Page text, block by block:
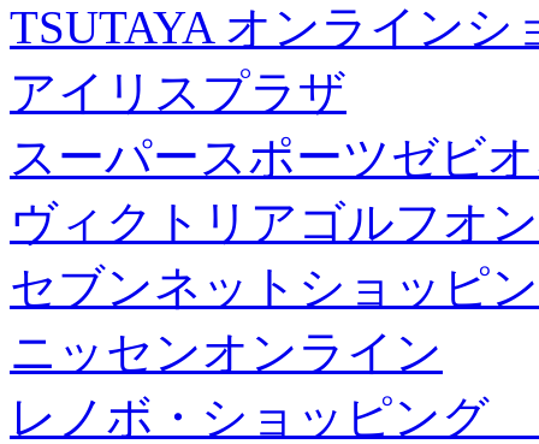
TSUTAYA オンラインシ
アイリスプラザ
スーパースポーツゼビ
ヴィクトリアゴルフオ
セブンネットショッピ
ニッセンオンライン
レノボ・ショッピング